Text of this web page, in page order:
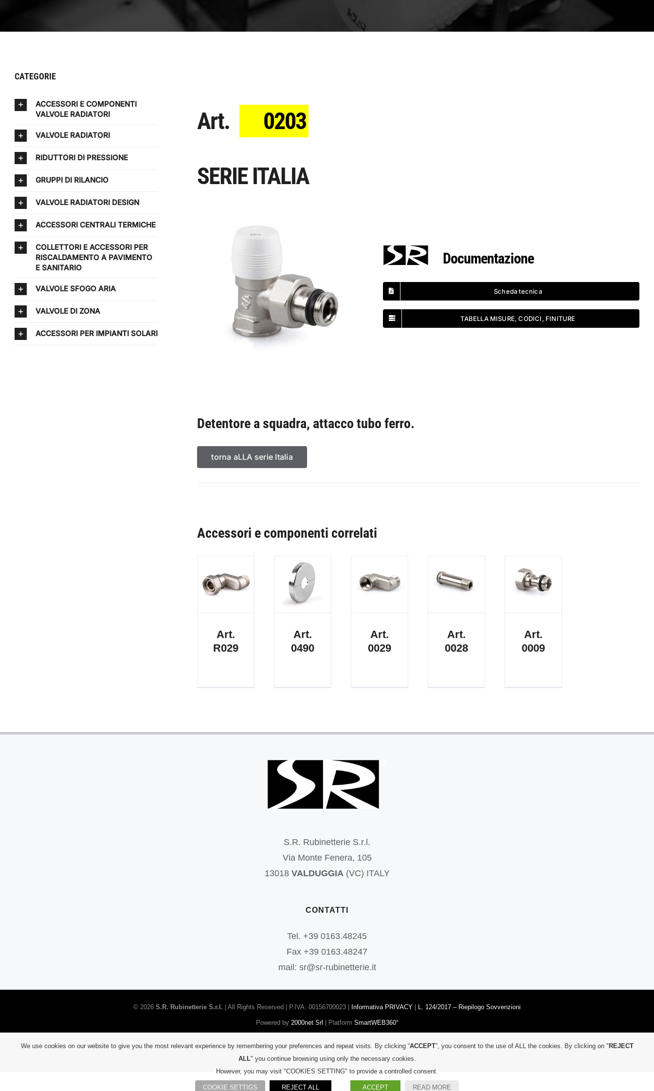
Art.
0203
SERIE ITALIA
Documentazione
Scheda tecnica
TABELLA MISURE, CODICI, FINITURE
Detentore a squadra, attacco tubo ferro.
torna aLLA serie Italia
Accessori e componenti correlati
Art.
R029
Art.
0490
Art.
0029
Art.
0028
Art.
0009
CATEGORIE
ACCESSORI E COMPONENTI
VALVOLE RADIATORI
VALVOLE RADIATORI
RIDUTTORI DI PRESSIONE
GRUPPI DI RILANCIO
VALVOLE RADIATORI DESIGN
ACCESSORI CENTRALI TERMICHE
COLLETTORI E ACCESSORI PER
RISCALDAMENTO A PAVIMENTO
E SANITARIO
VALVOLE SFOGO ARIA
VALVOLE DI ZONA
ACCESSORI PER IMPIANTI SOLARI
S.R. Rubinetterie S.r.l.
Via Monte Fenera, 105
13018 VALDUGGIA(VC) ITALY
CONTATTI
Tel. +39 0163.48245
Fax +39 0163.48247
mail: sr@sr-rubinetterie.it
© 2026 S.R. Rubinetterie S.r.l. | All Rights Reserved | P.IVA: 00156700023 | Informativa PRIVACY L. 124/2017 – Riepilogo Sovvenzioni
Powered by 2000net Srl | Platform SmartWEB360°
FacebookYouTubeInstagram
We use cookies on our website to give you the most relevant experience by remembering your preferences and repeat visits. By clicking “ACCEPT”, you consent to the use of ALL the cookies. By clicking on " REJECT
ALL" you continue browsing using only the necessary cookies.
However, you may visit "COOKIES SETTING" to provide a controlled consent.
COOKIE SETTIGS REJECT ALL ACCEPT READ MORE